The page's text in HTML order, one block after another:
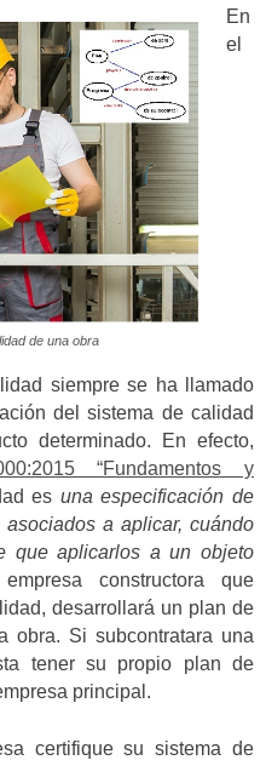
de una obra
En
el
siempre se ha llamado
del sistema de calidad
determinado. En efecto,
“Fundamentos y
es una especificación de
a aplicar, cuándo
que aplicarlos a un objeto
constructora que
desarrollará un plan de
obra. Si subcontratara una
tener su propio plan de
principal.
certifique su sistema de